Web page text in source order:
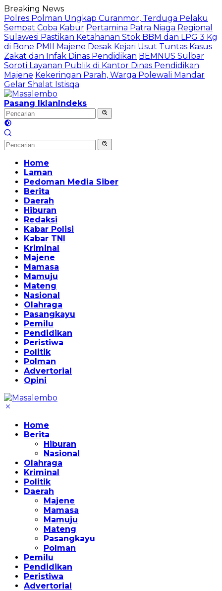
Langsung
ke
konten
Breaking News
Polres Polman Ungkap Curanmor, Terduga Pelaku
Sempat Coba Kabur Pertamina Patra Niaga Regional
Sulawesi Pastikan Ketahanan Stok BBM dan LPG 3 Kg
di Bone PMII Majene Desak Kejari Usut Tuntas Kasus
Zakat dan Infak Dinas Pendidikan BEMNUS Sulbar
Soroti Layanan Publik di Kantor Dinas Pendidikan
Majene Kekeringan Parah, Warga Polewali Mandar
Gelar Shalat Istisqa
Pasang IklanIndeks
Home
Laman
Pedoman Media Siber
Berita
Daerah
Hiburan
Redaksi
Kabar Polisi
Kabar TNI
Kriminal
Majene
Mamasa
Mamuju
Mateng
Nasional
Olahraga
Pasangkayu
Pemilu
Pendidikan
Peristiwa
Politik
Polman
Advertorial
Opini
Home
Berita
Hiburan
Nasional
Olahraga
Kriminal
Politik
Daerah
Majene
Mamasa
Mamuju
Mateng
Pasangkayu
Polman
Pemilu
Pendidikan
Peristiwa
Advertorial